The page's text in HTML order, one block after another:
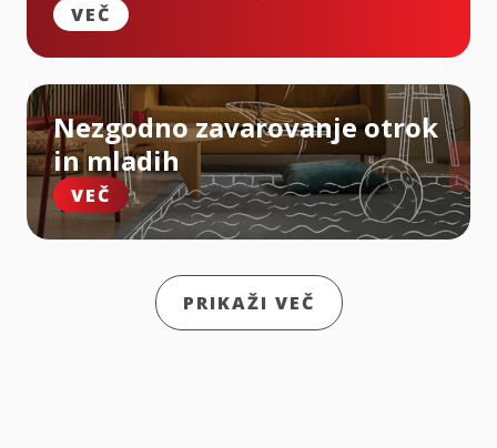
VEČ
Nezgodno zavarovanje otrok
in mladih
VEČ
PRIKAŽI VEČ